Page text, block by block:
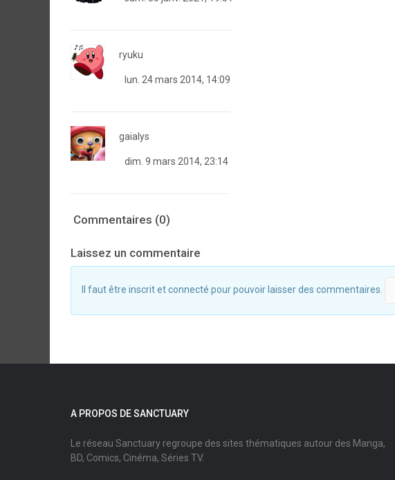
ryuku
lun. 24 mars 2014, 14:09
gaialys
dim. 9 mars 2014, 23:14
Commentaires (0)
Laissez un commentaire
Il faut être inscrit et connecté pour pouvoir laisser des commentaires.
A PROPOS DE SANCTUARY
Le réseau Sanctuary regroupe des sites thématiques autour des Manga,
BD, Comics, Cinéma, Séries TV.